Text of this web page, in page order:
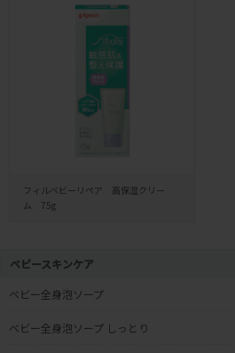
フィルベビーリペア 高保湿クリー
ム 75g
ベビースキンケア
ベビー全身泡ソープ
ベビー全身泡ソープ しっとり